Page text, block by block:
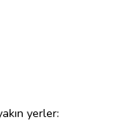
yerler: